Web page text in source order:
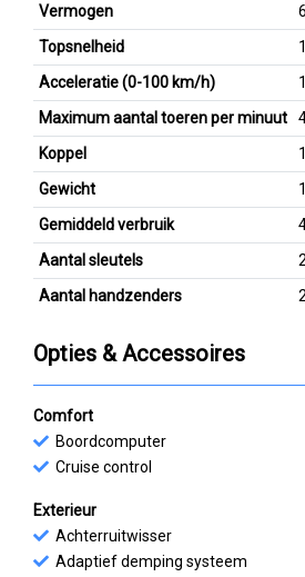
Vermogen
Topsnelheid
Acceleratie (0-100 km/h)
Maximum aantal toeren per minuut
Koppel
Gewicht
Gemiddeld verbruik
Aantal sleutels
2
Aantal handzenders
2
Opties & Accessoires
Comfort
Boordcomputer
Cruise control
Exterieur
Achterruitwisser
Adaptief demping systeem